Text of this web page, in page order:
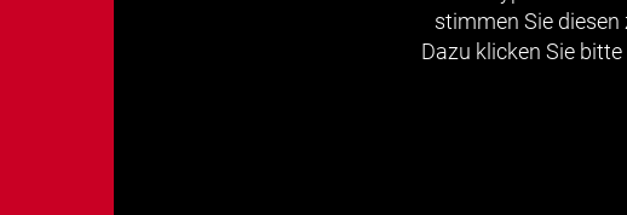
stimmen Sie diesen
Dazu klicken Sie bitte